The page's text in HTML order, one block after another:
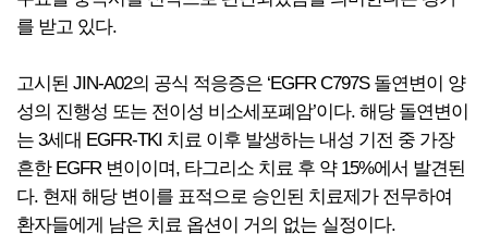
를 받고 있다.
고시된 JIN-A02의 공식 적응증은 ‘EGFR C797S 돌연변이 양
성의 진행성 또는 전이성 비소세포폐암’이다. 해당 돌연변이
는 3세대 EGFR-TKI 치료 이후 발생하는 내성 기전 중 가장
흔한 EGFR 변이이며, 타그리소 치료 후 약 15%에서 발견된
다. 현재 해당 변이를 표적으로 승인된 치료제가 전무하여
환자들에게 남은 치료 옵션이 거의 없는 실정이다.